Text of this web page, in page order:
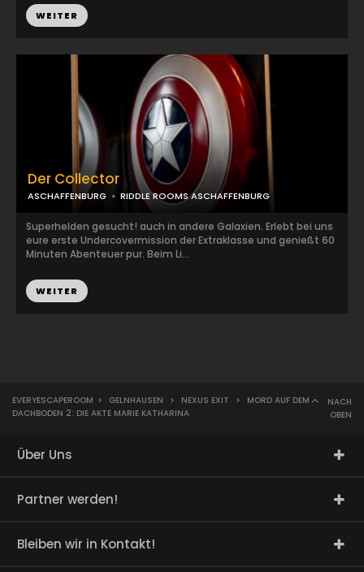
WEITER
Der Collector
ASCHAFFENBURG RIDDLE ROOMS ASCHAFFENBURG
Superhelden gesucht! auch in andere Galaxien. Erlebt bei uns
eure erste Undercovermission der Extraklasse und genießt 60
Minuten Abenteuer pur. Beim Li...
WEITER
EVERYESCAPEROOM > GELNHAUSEN > NEXUS EXIT >
MORD AUF DEM
DACHBODEN 2: DIE AKTE MARIE KATHARINA
NACH
OBEN
Über Uns
Partner werden!
Bleiben wir in Kontakt!